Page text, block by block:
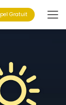
Gratuit